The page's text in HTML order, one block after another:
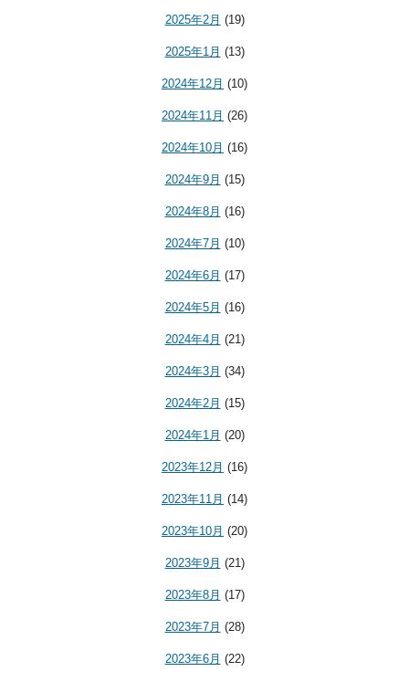
2025年2月 (19)
2025年1月 (13)
2024年12月 (10)
2024年11月 (26)
2024年10月 (16)
2024年9月 (15)
2024年8月 (16)
2024年7月 (10)
2024年6月 (17)
2024年5月 (16)
2024年4月 (21)
2024年3月 (34)
2024年2月 (15)
2024年1月 (20)
2023年12月 (16)
2023年11月 (14)
2023年10月 (20)
2023年9月 (21)
2023年8月 (17)
2023年7月 (28)
2023年6月 (22)